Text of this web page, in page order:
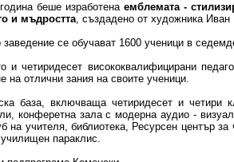
беше изработена емблемата -
и мъдростта, създадено от художника Иван
заведение се обучават 1600 ученици в
и четиридесет висококвалифицирани
на отлични зания на своите ученици.
база, включваща четиридесет и четири
конферетна зала с модерна аудио -
учителя, библиотека, Ресурсен център
параклис.